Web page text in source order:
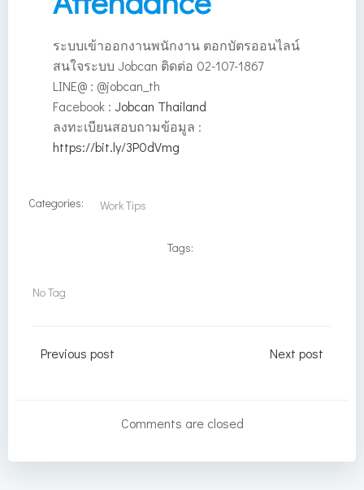
ระบบเข้าออกงานพนักงาน ตอกบัตรออนไลน์
สนใจระบบ Jobcan ติดต่อ 02-107-1867
LINE@ : @jobcan_th
Facebook : Jobcan Thailand
ลงทะเบียนสอบถามข้อมูล :
https://bit.ly/3P0dVmg
Categories: Work Tips
Tags:
No Tag
Post
navigation
Previous post
navigation
Next post
Comments are closed